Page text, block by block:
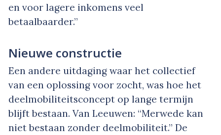
en voor lagere inkomens veel
betaalbaarder.”
Nieuwe constructie
Een andere uitdaging waar het collectief
van een oplossing voor zocht, was hoe het
deelmobiliteitsconcept op lange termijn
blijft bestaan. Van Leeuwen: “Merwede kan
niet bestaan zonder deelmobiliteit.” De